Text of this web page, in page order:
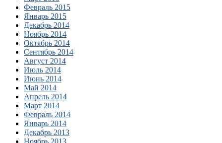
Февраль 2015
Январь 2015
Декабрь 2014
Ноябрь 2014
Октябрь 2014
Сентябрь 2014
Август 2014
Июль 2014
Июнь 2014
Май 2014
Апрель 2014
Март 2014
Февраль 2014
Январь 2014
Декабрь 2013
Ноябрь 2013